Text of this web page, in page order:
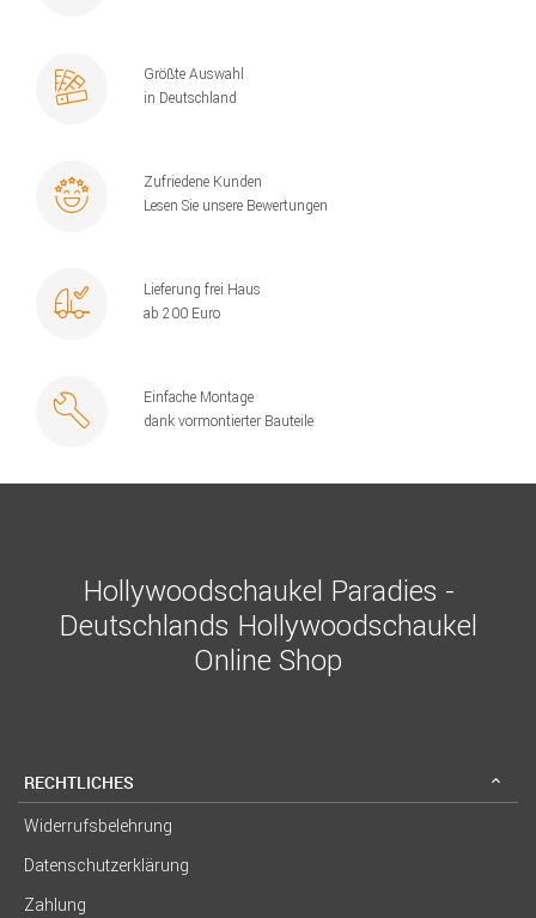
Größte Auswahl
in Deutschland
Zufriedene Kunden
Lesen Sie unsere Bewertungen
Lieferung frei Haus
ab 200 Euro
Einfache Montage
dank vormontierter Bauteile
Hollywoodschaukel Paradies -
Deutschlands Hollywoodschaukel
Online Shop
RECHTLICHES
Widerrufsbelehrung
Datenschutzerklärung
Zahlung